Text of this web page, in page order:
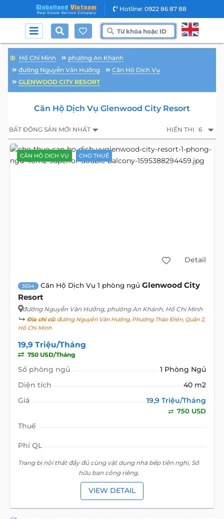
Hotline: 0922 86 87 88
Hồ Chí Minh
phường An Khánh
đường Nguyễn Văn Hưởng
Căn Hộ Dịch Vụ
GLENWOOD CITY RESORT
Căn Hộ Dịch Vụ Glenwood City Resort
BẤT ĐỘNG SẢN MỚI NHẤT HIỂN THỊ 6
CĂN HỘ DỊCH VỤ CHO THUÊ
Detail
3554 Căn Hộ Dịch Vụ 1 phòng ngủ Glenwood City
Resort
đường Nguyễn Văn Hưởng, phường An Khánh, Hồ Chí Minh
Địa chỉ cũ:đường Nguyễn Văn Hưởng, Phường Thảo Điền, Quận 2,
Hồ Chí Minh
19,9 Triệu/Tháng
750 USD/Tháng
Số phòng ngủ
1 Phòng Ngủ
Diện tích
40 m2
Giá
19,9 Triệu/Tháng
750 USD
Thuế
Phí QL
Trang bị nội thất đầy đủ cùng vật dụng nhà bếp tiện nghi, Sở
hữu ban công riêng.
VIEW DETAIL